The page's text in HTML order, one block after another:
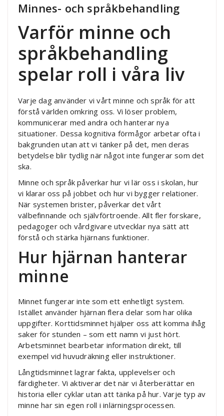
Minnes- och språkbehandling
Varför minne och
språkbehandling
spelar roll i våra liv
Varje dag använder vi vårt minne och språk för att
förstå världen omkring oss. Vi löser problem,
kommunicerar med andra och hanterar nya
situationer. Dessa kognitiva förmågor arbetar ofta i
bakgrunden utan att vi tänker på det, men deras
betydelse blir tydlig när något inte fungerar som det
ska.
Minne och språk påverkar hur vi lär oss i skolan, hur
vi klarar oss på jobbet och hur vi bygger relationer.
När systemen brister, påverkar det vårt
välbefinnande och självförtroende. Allt fler forskare,
pedagoger och vårdgivare utvecklar nya sätt att
förstå och stärka hjärnans funktioner.
Hur hjärnan hanterar
minne
Minnet fungerar inte som ett enhetligt system.
Istället använder hjärnan flera delar som har olika
uppgifter. Korttidsminnet hjälper oss att komma ihåg
saker för stunden – som ett namn vi just hört.
Arbetsminnet bearbetar information direkt, till
exempel vid huvudräkning eller instruktioner.
Långtidsminnet lagrar fakta, upplevelser och
färdigheter. Vi aktiverar det när vi återberättar en
historia eller cyklar utan att tänka på hur. Varje typ av
minne har sin egen roll i inlärningsprocessen.